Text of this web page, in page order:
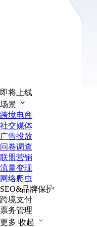
即将上线
场景
跨境电商
社交媒体
广告投放
问卷调查
联盟营销
流量变现
网络爬虫
SEO&品牌保护
跨境支付
票务管理
更多 收起